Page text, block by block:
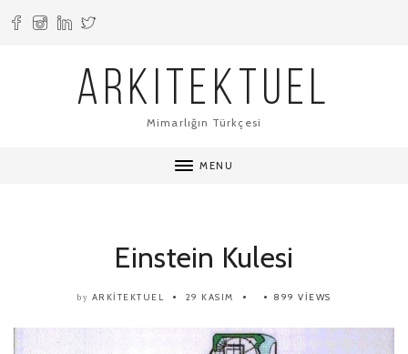
ARKITEKTUEL
Mimarlığın Türkçesi
MENU
Einstein Kulesi
by ARKITEKTUEL 29 KASIM 899 VIEWS